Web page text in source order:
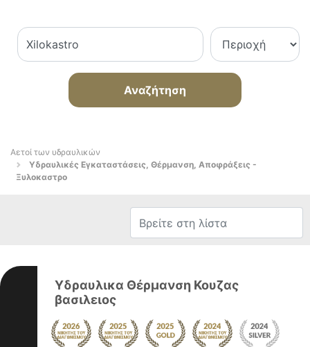
Αναζήτηση
Αετοί των υδραυλικών
Υδραυλικές Εγκαταστάσεις, Θέρμανση, Αποφράξεις -
Ξυλοκαστρο
Υδραυλικα Θέρμανση Κουζας
βασιλειος